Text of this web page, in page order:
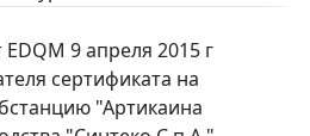
9 апреля 2015 г
сертификата на
"Артикаина